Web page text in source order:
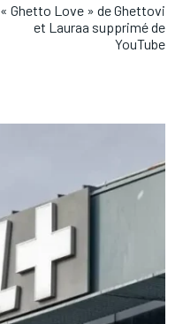
« Ghetto Love » de Ghettovi
et Lauraa supprimé de
YouTube